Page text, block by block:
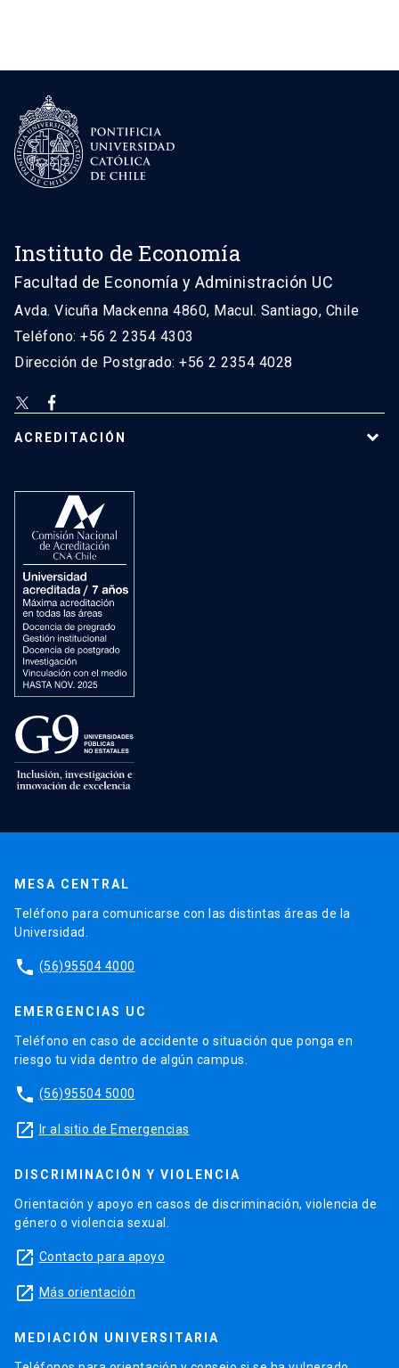
Instituto de Economía
Facultad de Economía y Administración UC
Avda. Vicuña Mackenna 4860, Macul. Santiago, Chile
Teléfono: +56 2 2354 4303
Dirección de Postgrado: +56 2 2354 4028
ACREDITACIÓN
MESA CENTRAL
Teléfono para comunicarse con las distintas áreas de la
Universidad.
phone (56)95504 4000
EMERGENCIAS UC
Teléfono en caso de accidente o situación que ponga en
riesgo tu vida dentro de algún campus.
phone (56)95504 5000
launch Ir al sitio de Emergencias
DISCRIMINACIÓN Y VIOLENCIA
Orientación y apoyo en casos de discriminación, violencia de
género o violencia sexual.
launch Contacto para apoyo
launch Más orientación
MEDIACIÓN UNIVERSITARIA